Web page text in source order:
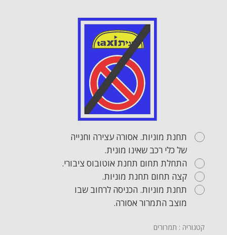
תחנת מוניות. אסורה עצירה וחנייה
של כלי רכב שאינו מונית.
התחלת תחום תחנת אוטובוס ציבורי.
קצה תחום תחנת מוניות.
תחנת מוניות. הכניסה לרחוב שבו
מוצב התמרור אסורה.
קטגוריה : תמרורים